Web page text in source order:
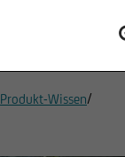
Produkt-Wissen/